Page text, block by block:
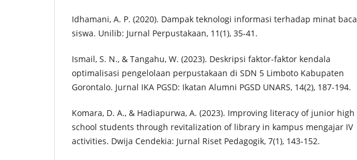
Idhamani, A. P. (2020). Dampak teknologi informasi terhadap minat baca
siswa. Unilib: Jurnal Perpustakaan, 11(1), 35-41.
Ismail, S. N., & Tangahu, W. (2023). Deskripsi faktor-faktor kendala
optimalisasi pengelolaan perpustakaan di SDN 5 Limboto Kabupaten
Gorontalo. Jurnal IKA PGSD: Ikatan Alumni PGSD UNARS, 14(2), 187-194.
Komara, D. A., & Hadiapurwa, A. (2023). Improving literacy of junior high
school students through revitalization of library in kampus mengajar IV
activities. Dwija Cendekia: Jurnal Riset Pedagogik, 7(1), 143-152.